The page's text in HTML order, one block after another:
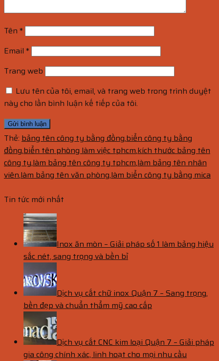
Tên *
Email *
Trang web
Lưu tên của tôi, email, và trang web trong trình duyệt
này cho lần bình luận kế tiếp của tôi.
Thẻ: bảng tên công ty bằng đồng,biển công ty bằng
đồng,biển tên phòng làm việc tphcm,kích thước bảng tên
công ty,làm bảng tên công ty tphcm,làm bảng tên nhân
viên,làm bảng tên văn phòng,làm biển công ty bằng mica
Tin tức mới nhất
Inox ăn mòn – Giải pháp số 1 làm bảng hiệu
sắc nét, sang trọng và bền bỉ
Dịch vụ cắt chữ inox Quận 7 – Sang trọng,
bền đẹp và chuẩn thẩm mỹ cao cấp
Dịch vụ cắt CNC kim loại Quận 7 – Giải pháp
gia công chính xác, linh hoạt cho mọi nhu cầu